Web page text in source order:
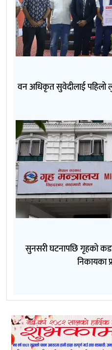
वन अधिकृत सुवेदीलाई पहिलो
सुनसरी घटनापछि गृहको
निकायका